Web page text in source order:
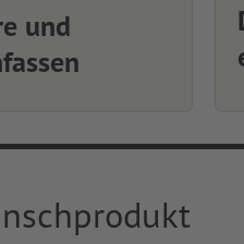
und